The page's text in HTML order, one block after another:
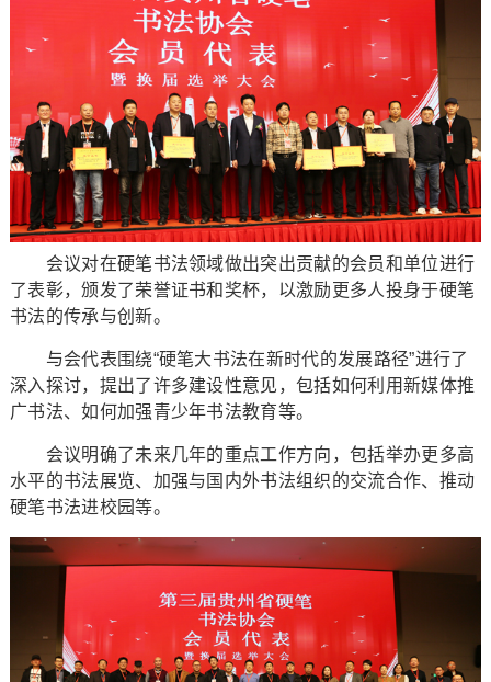
会议对在硬笔书法领域做出突出贡献的会员和单位进行
了表彰，颁发了荣誉证书和奖杯，以激励更多人投身于硬笔
书法的传承与创新。
与会代表围绕“硬笔大书法在新时代的发展路径”进行了
深入探讨，提出了许多建设性意见，包括如何利用新媒体推
广书法、如何加强青少年书法教育等。
会议明确了未来几年的重点工作方向，包括举办更多高
水平的书法展览、加强与国内外书法组织的交流合作、推动
硬笔书法进校园等。